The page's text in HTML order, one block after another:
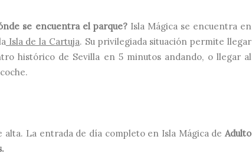
se encuentra el parque?Isla Mágica se encuentra en
Isla de la Cartuja. Su privilegiada situación permite llegar
histórico de Sevilla en 5 minutos andando, o llegar al
La entrada de día completo en Isla Mágica de Adulto